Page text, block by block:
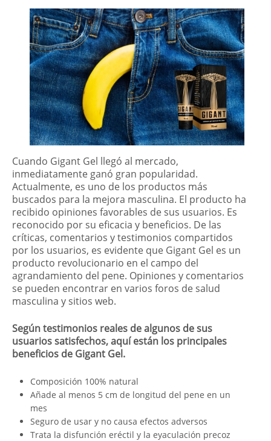
Cuando Gigant Gel llegó al mercado,
inmediatamente ganó gran popularidad.
Actualmente, es uno de los productos más
buscados para la mejora masculina. El producto ha
recibido opiniones favorables de sus usuarios. Es
reconocido por su eficacia y beneficios. De las
críticas, comentarios y testimonios compartidos
por los usuarios, es evidente que Gigant Gel es un
producto revolucionario en el campo del
agrandamiento del pene. Opiniones y comentarios
se pueden encontrar en varios foros de salud
masculina y sitios web.
Según testimonios reales de algunos de sus
usuarios satisfechos, aquí están los principales
beneficios de Gigant Gel.
Composición 100% natural
Añade al menos 5 cm de longitud del pene en un
mes
Seguro de usar y no causa efectos adversos
Trata la disfunción eréctil y la eyaculación precoz